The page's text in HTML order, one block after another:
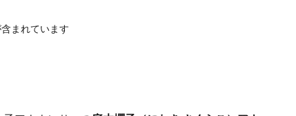
まれています